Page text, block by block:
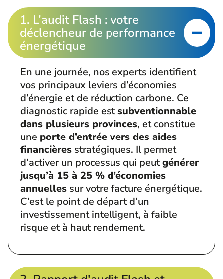
1. L’audit Flash : votre
déclencheur de performance
énergétique
En une journée, nos experts identifient
vos principaux leviers d’économies
d’énergie et de réduction carbone. Ce
diagnostic rapide estsubventionnable
dans plusieurs provinces, et constitue
une porte d’entrée vers des aides
financières stratégiques. Il permet
d’activer un processus qui peutgénérer
jusqu’à 15 à 25 % d’économies
annuelles sur votre facture énergétique.
C’est le point de départ d’un
investissement intelligent, à faible
risque et à haut rendement.